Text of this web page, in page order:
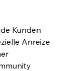
Kunden
Anreize